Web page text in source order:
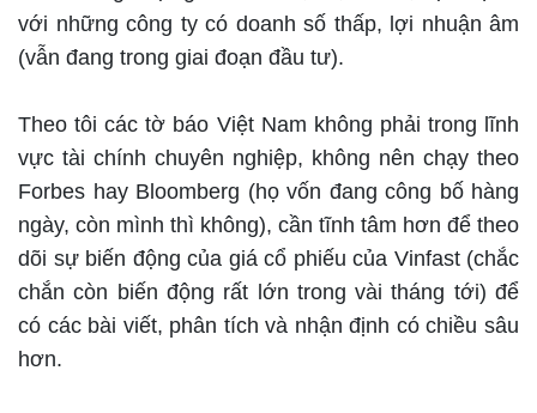
với những công ty có doanh số thấp, lợi nhuận âm
(vẫn đang trong giai đoạn đầu tư).
Theo tôi các tờ báo Việt Nam không phải trong lĩnh
vực tài chính chuyên nghiệp, không nên chạy theo
Forbes hay Bloomberg (họ vốn đang công bố hàng
ngày, còn mình thì không), cần tĩnh tâm hơn để theo
dõi sự biến động của giá cổ phiếu của Vinfast (chắc
chắn còn biến động rất lớn trong vài tháng tới) để
có các bài viết, phân tích và nhận định có chiều sâu
hơn.